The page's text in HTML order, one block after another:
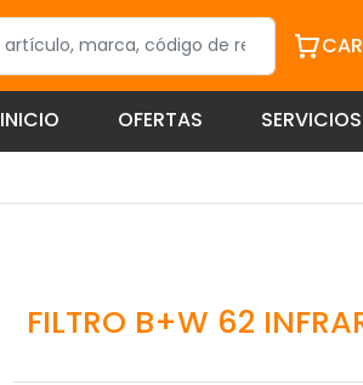
INICIO OFERTAS SERVICIOS
FILTRO B+W 62